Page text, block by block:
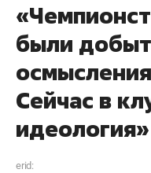
были
Сейчас в
идеология»
erid: